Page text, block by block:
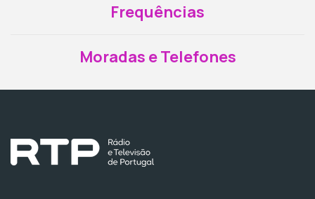
Frequências
Moradas e Telefones